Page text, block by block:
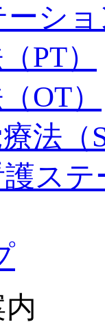
ーシ
PT）
OT）
法（
ス